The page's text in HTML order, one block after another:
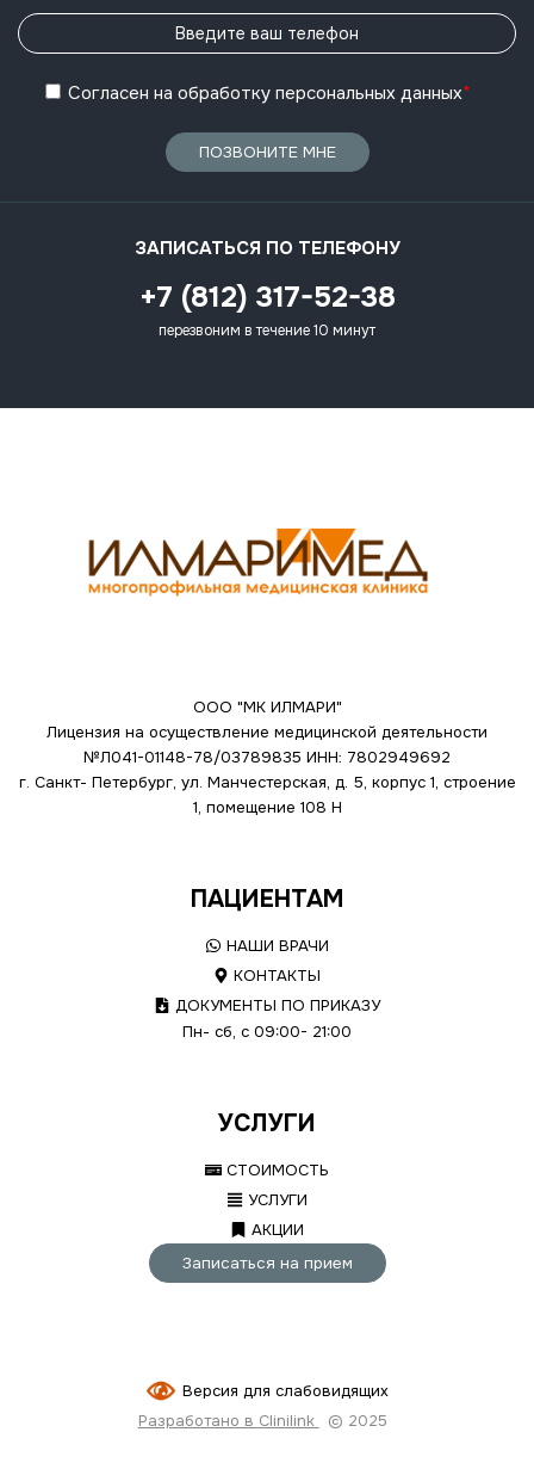
Согласен на обработку персональных данных*
ПОЗВОНИТЕ МНЕ
ЗАПИСАТЬСЯ ПО ТЕЛЕФОНУ
+7 (812) 317-52-38
перезвоним в течение 10 минут
ООО "МК ИЛМАРИ"
Лицензия на осуществление медицинской деятельности
№Л041-01148-78/03789835 ИНН: 7802949692
г. Санкт- Петербург, ул. Манчестерская, д. 5, корпус 1, строение
1, помещение 108 Н
ПАЦИЕНТАМ
НАШИ ВРАЧИ
КОНТАКТЫ
ДОКУМЕНТЫ ПО ПРИКАЗУ
Пн- сб, с 09:00- 21:00
УСЛУГИ
СТОИМОСТЬ
УСЛУГИ
АКЦИИ
Записаться на прием
Версия для слабовидящих
Разработано в Clinilink
© 2025